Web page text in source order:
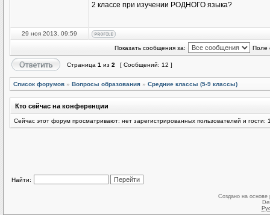
2 классе при изучении РОДНОГО языка?
29 ноя 2013, 09:59
Показать сообщения за: Поле
Страница 1 из 2 [ Сообщений: 12 ]
Список форумов » Вопросы образования » Средние классы (5-9 классы)
Кто сейчас на конференции
Сейчас этот форум просматривают: нет зарегистрированных пользователей и гости:
Найти:
Создано на основе